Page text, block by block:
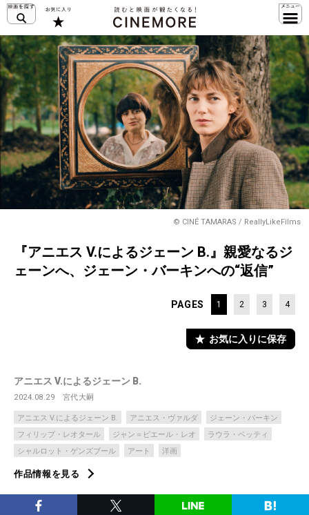
©️ CINÉ TAMARAS / ReallyLikeFilms
『アニエス V.によるジェーン B.』親愛なるジ
ェーンへ、ジェーン・バーキンへの“返信”
PAGES 1 2 3 4
お気に入りに保存
アニエス V.によるジェーン B.
2024.08.29 宮代大嗣
アニエス V.によるジェーン B. アニエス・ヴァルダ
ジェーン・バーキン
フィリップ・レオタール
ジャン＝ピエール・レオ
ラウラ・ベッティ
シャルロット・ゲンズブール
アート 洋画
作品情報を見る